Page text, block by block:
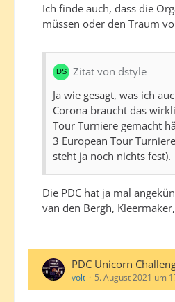
Ich finde auch, dass die
müssen oder den Traum
Zitat von dstyle
Ja wie gesagt, was ich
Corona braucht das
Tour Turniere gemacht
3 European Tour
steht ja noch nichts fest).
Die PDC hat ja mal
van den Bergh,
PDC Unicorn
volt 5. August 2021 um